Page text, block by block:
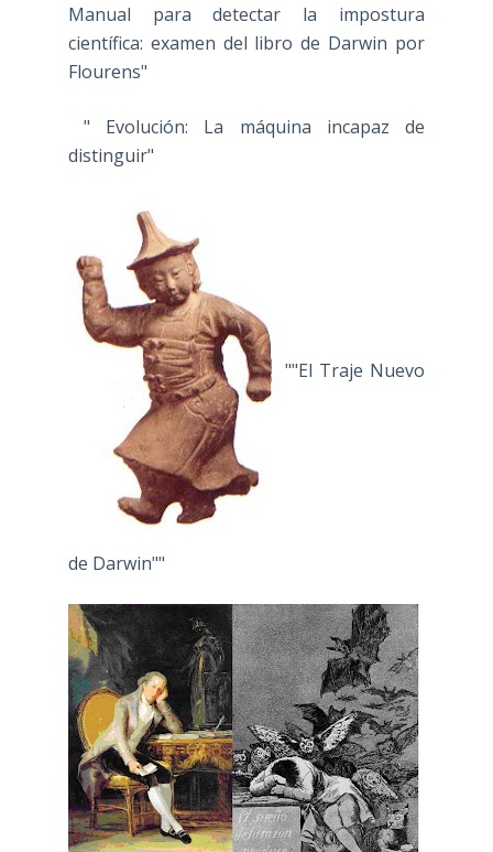
Manual para detectar la impostura
científica: examen del libro de Darwin por
Flourens"
" Evolución: La máquina incapaz de
distinguir"
""El Traje Nuevo
de Darwin""